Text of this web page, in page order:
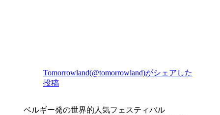
Tomorrowland(@tomorrowland)がシェアした
投稿
ベルギー発の世界的人気フェスティバル